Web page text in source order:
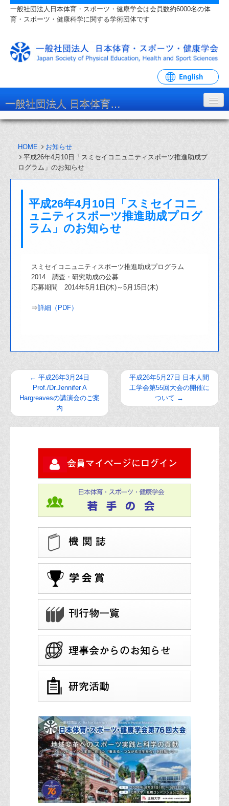
一般社団法人日本体育・スポーツ・健康学会は会員数約6000名の体
育・スポーツ・健康科学に関する学術団体です
一般社団法人 日本体育・スポーツ・健康学会
入会・各種手続
学会大会・研究会
リンク・関連団体
お問い合わせ
HOME
お知らせ
平成26年4月10日「スミセイコニュニティスポーツ推進助成プ
ログラム」のお知らせ
平成26年4月10日「スミセイコニ
ュニティスポーツ推進助成プログ
ラム」のお知らせ
スミセイコニュニティスポーツ推進助成プログラム
2014 調査・研究助成の公募
応募期間 2014年5月1日(木)～5月15日(木)
⇒詳細（PDF）
← 平成26年3月24日
Prof./Dr.Jennifer A
Hargreavesの講演会のご案
内
平成26年5月27日 日本人間
工学会第55回大会の開催に
ついて →